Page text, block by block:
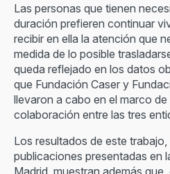
Las personas que tienen
duración prefieren continuar
recibir en ella la atención que
medida de lo posible
queda reflejado en los datos
que Fundación Caser y
llevaron a cabo en el marco
colaboración entre las tres
Los resultados de este
publicaciones presentadas en
Madrid, muestran además